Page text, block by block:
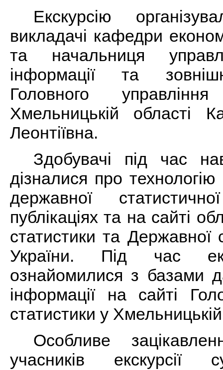
Екскурсію
викладачі кафедри
та начальниця
інформації та
Головного
Хмельницькій області
Леонтіївна.
Здобувачі під час
дізналися про
державної
публікаціях та на сайті
статистики та Державної
України. Під час
ознайомилися з базами
інформації на сайті
статистики у
Особливе
учасників екскурсії